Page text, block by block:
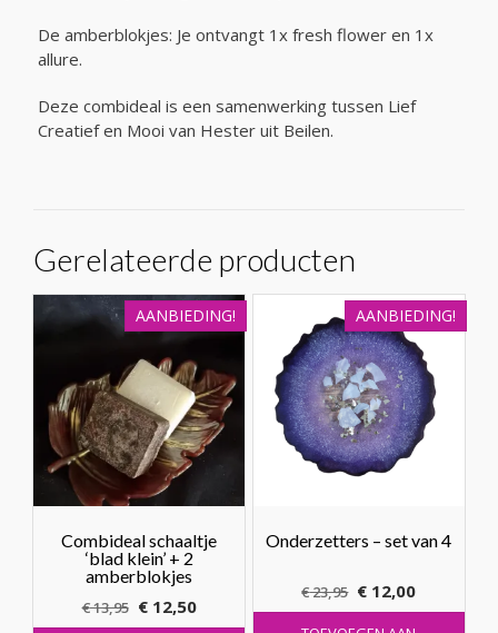
De amberblokjes: Je ontvangt 1x fresh flower en 1x
allure.
Deze combideal is een samenwerking tussen Lief
Creatief en Mooi van Hester uit Beilen.
Gerelateerde producten
AANBIEDING!
Combideal schaaltje
‘blad klein’ + 2
amberblokjes
€13,95 Oorspronkelijke
€12,50Huidige
AANBIEDING!
Onderzetters – set van 4
€23,95 Oorspronkelijke
prijs
€ 12,00Huidige
prijs